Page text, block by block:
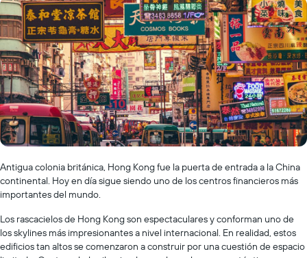
Antigua colonia británica, Hong Kong fue la puerta de entrada a la China
continental. Hoy en día sigue siendo uno de los centros financieros más
importantes del mundo.
Los rascacielos de Hong Kong son espectaculares y conforman uno de
los skylines más impresionantes a nivel internacional. En realidad, estos
edificios tan altos se comenzaron a construir por una cuestión de espacio